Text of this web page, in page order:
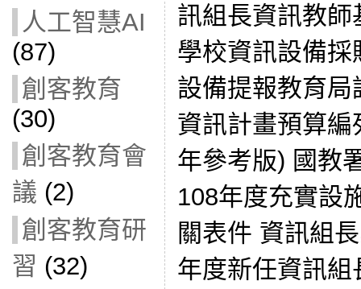
人工智慧AI
(87)
創客教育
(30)
創客教育會
議 (2)
創客教育研
習 (32)
訊組長資訊教
學校資訊設備
設備提報教育
資訊計畫預算編
年參考版) 國教
108年度充實設
關表件 資訊組
年度新任資訊